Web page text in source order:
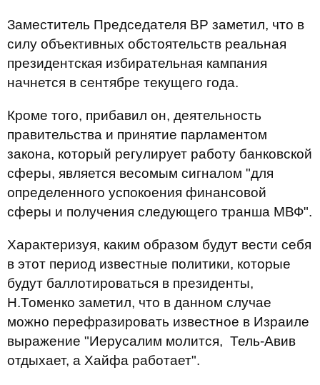
Заместитель Председателя ВР заметил, что в
силу объективных обстоятельств реальная
президентская избирательная кампания
начнется в сентябре текущего года.
Кроме того, прибавил он, деятельность
правительства и принятие парламентом
закона, который регулирует работу банковской
сферы, является весомым сигналом "для
определенного успокоения финансовой
сферы и получения следующего транша МВФ".
Характеризуя, каким образом будут вести себя
в этот период известные политики, которые
будут баллотироваться в президенты,
Н.Томенко заметил, что в данном случае
можно перефразировать известное в Израиле
выражение "Иерусалим молится, Тель-Авив
отдыхает, а Хайфа работает".